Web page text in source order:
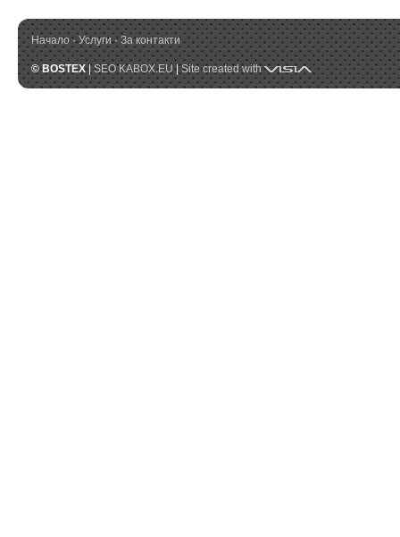
Начало · Услуги · За контакти
© BOSTEX|SEO KABOX.EU|Site created with Visia